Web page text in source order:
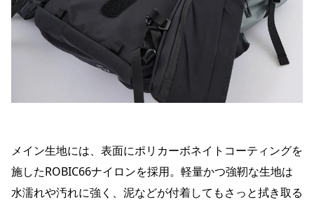
メイン生地には、表面にポリカーボネイトコーティングを
施したROBIC66ナイロンを採用。軽量かつ強靭な生地は
水濡れや汚れに強く、泥などが付着してもさっと拭き取る